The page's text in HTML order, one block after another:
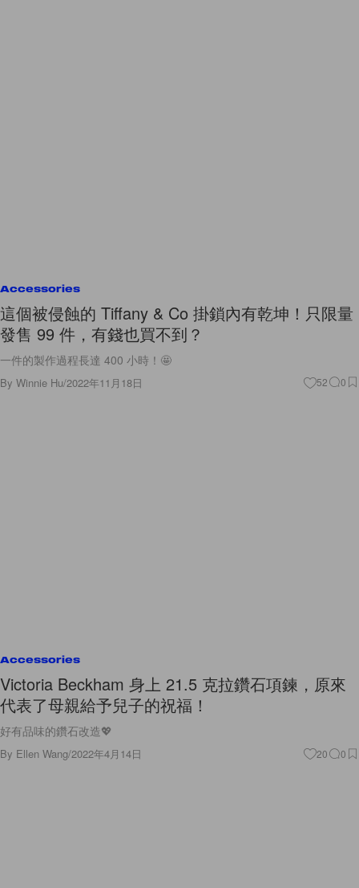
Accessories
這個被侵蝕的 Tiffany & Co 掛鎖內有乾坤！只限量
發售 99 件，有錢也買不到？
一件的製作過程長達 400 小時！🤩
By Winnie Hu/2022年11月18日 52 0
Accessories
Victoria Beckham 身上 21.5 克拉鑽石項鍊，原來
代表了母親給予兒子的祝福！
好有品味的鑽石改造💖
By Ellen Wang/2022年4月14日 20 0